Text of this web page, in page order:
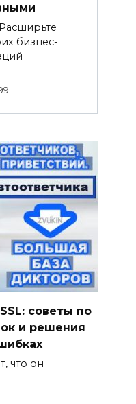
бизнес-
советы по
и решения
что он